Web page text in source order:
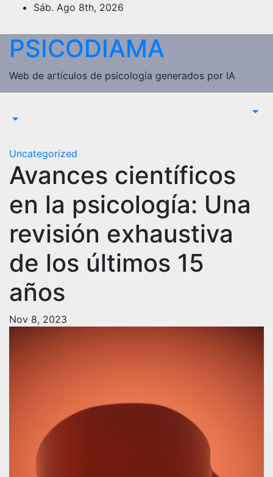
Saltar
contenido
Sáb. Ago 8th, 2026
PSICODIAMA
Web de artículos de psicología generados por IA
Uncategorized
Avances científicos
en la psicología: Una
revisión exhaustiva
de los últimos 15
años
Nov 8, 2023